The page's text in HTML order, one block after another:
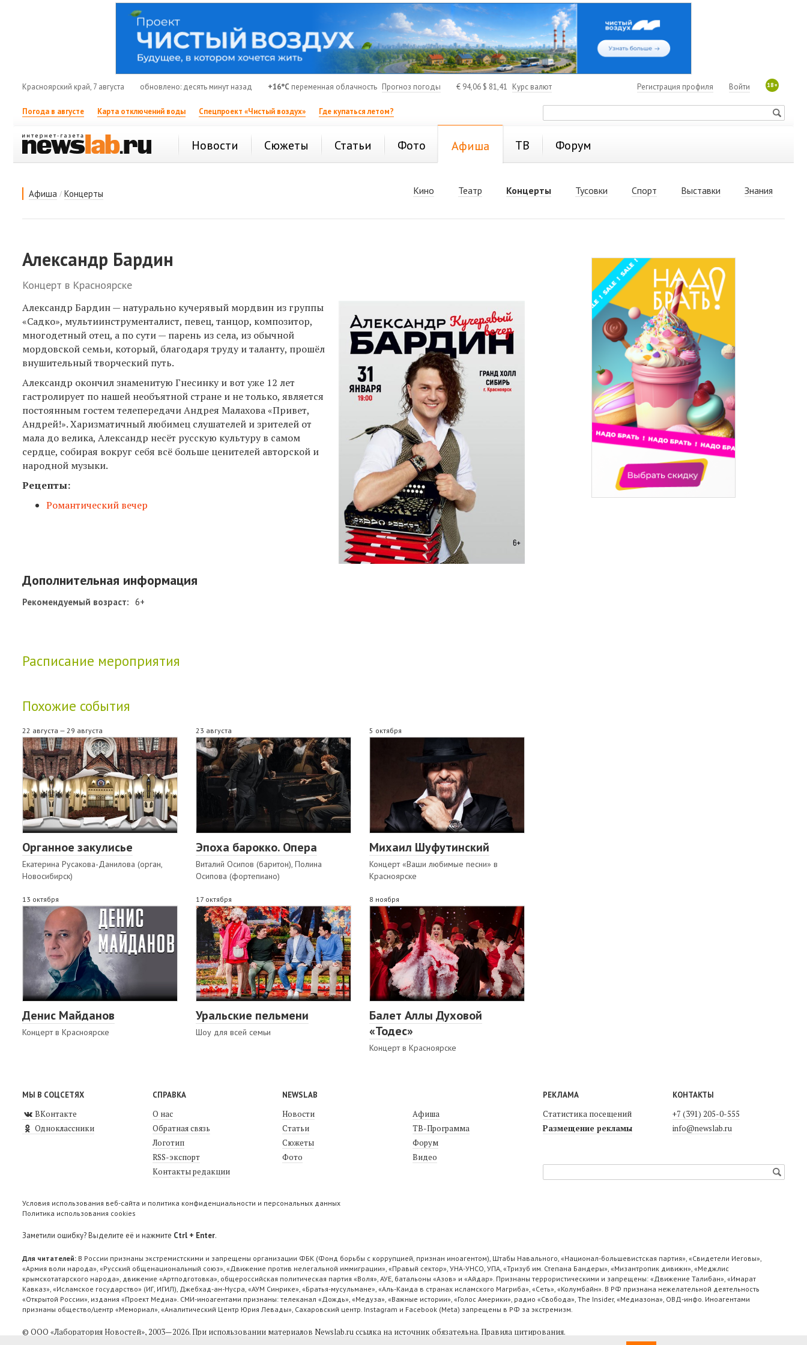
Красноярский край, 7 августа обновлено: десять минут назад +16°C переменная облачность Прогноз погоды € 94,06 $ 81,41 Курс валют 18+
Войти
Регистрация профиля
Погода в августе Карта отключений воды Спецпроект «Чистый воздух» Где купаться летом?
Новости Сюжеты Статьи Фото Афиша ТВ Форум
Афиша / Концерты Кино Театр Концерты Тусовки Спорт Выставки Знания
Александр Бардин
Концерт в Красноярске
Александр Бардин — натурально кучерявый мордвин из группы
«Садко», мультиинструменталист, певец, танцор, композитор,
многодетный отец, а по сути — парень из села, из обычной
мордовской семьи, который, благодаря труду и таланту, прошёл
внушительный творческий путь.
Александр окончил знаменитую Гнесинку и вот уже 12 лет
гастролирует по нашей необъятной стране и не только, является
постоянным гостем телепередачи Андрея Малахова «Привет,
Андрей!». Харизматичный любимец слушателей и зрителей от
мала до велика, Александр несёт русскую культуру в самом
сердце, собирая вокруг себя всё больше ценителей авторской и
народной музыки.
Рецепты:
Романтический вечер
Дополнительная информация
Рекомендуемый возраст: 6+
Расписание мероприятия
Похожие события
22 августа — 29 августа
Органное закулисье
Екатерина Русакова-Данилова (орган,
Новосибирск)
23 августа
Эпоха барокко. Опера
Виталий Осипов (баритон), Полина
Осипова (фортепиано)
5 октября
Михаил Шуфутинский
Концерт «Ваши любимые песни» в
Красноярске
13 октября
Денис Майданов
Концерт в Красноярске
17 октября
Уральские пельмени
Шоу для всей семьи
8 ноября
Балет Аллы Духовой
«Тодес»
Концерт в Красноярске
МЫ В СОЦСЕТЯХ
ВКонтакте
Одноклассники
СПРАВКА
О нас
Обратная связь
Логотип
RSS-экспорт
Контакты редакции
NEWSLAB
Новости
Статьи
Сюжеты
Фото
Афиша
ТВ-Программа
Форум
Видео
РЕКЛАМА
Статистика посещений
Размещение рекламы
КОНТАКТЫ
+7 (391) 205-0-555
info@newslab.ru
Условия использования веб-сайта и политика конфиденциальности и персональных данных
Политика использования cookies
Заметили ошибку? Выделите её и нажмите Ctrl + Enter.
Для читателей: В России признаны экстремистскими и запрещены организации ФБК (Фонд борьбы с коррупцией, признан иноагентом), Штабы Навального, «Национал-большевистская партия», «Свидетели Иеговы»,
«Армия воли народа», «Русский общенациональный союз», «Движение против нелегальной иммиграции», «Правый сектор», УНА-УНСО, УПА, «Тризуб им. Степана Бандеры», «Мизантропик дивижн», «Меджлис
крымскотатарского народа», движение «Артподготовка», общероссийская политическая партия «Воля», АУЕ, батальоны «Азов» и «Айдар». Признаны террористическими и запрещены: «Движение Талибан», «Имарат
Кавказ», «Исламское государство» (ИГ, ИГИЛ), Джебхад-ан-Нусра, «АУМ Синрике», «Братья-мусульмане», «Аль-Каида в странах исламского Магриба», «Сеть», «Колумбайн». В РФ признана нежелательной деятельность
«Открытой России», издания «Проект Медиа». СМИ-иноагентами признаны: телеканал «Дождь», «Медуза», «Важные истории», «Голос Америки», радио «Свобода», The Insider, «Медиазона», ОВД-инфо. Иноагентами
признаны общество/центр «Мемориал», «Аналитический Центр Юрия Левады», Сахаровский центр. Instagram и Facebook (Metа) запрещены в РФ за экстремизм.
© ООО «Лаборатория Новоcтей», 2003—2026.При использовании материалов Newslab.ru ссылка на источник обязательна.Правила цитирования.